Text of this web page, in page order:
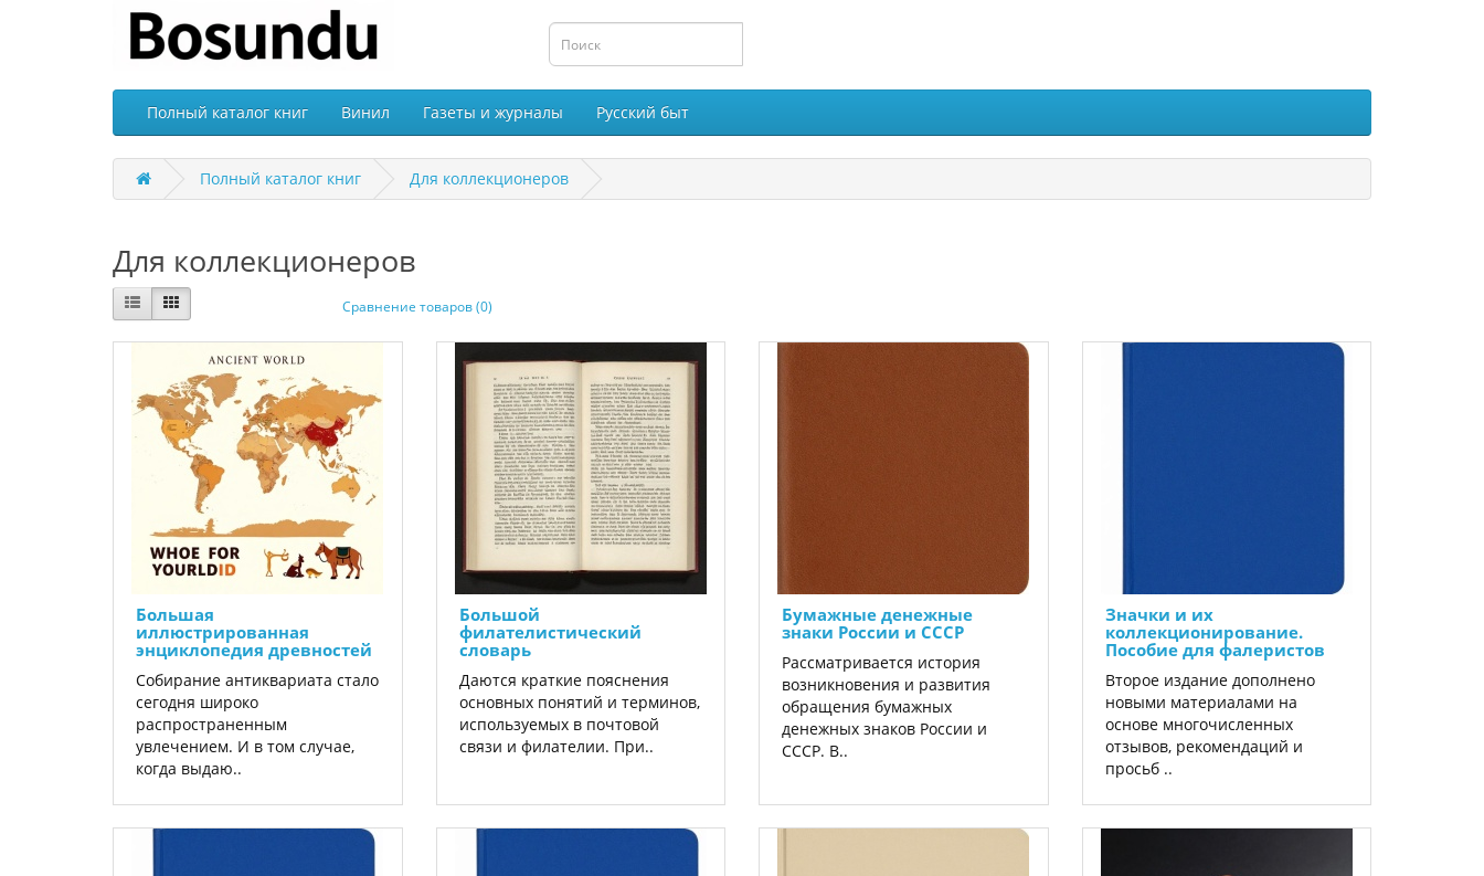
Полный каталог книг Винил Газеты и журналы Русский быт
Полный каталог книг Для коллекционеров
Для коллекционеров
Сравнение товаров (0)
Большая
иллюстрированная
энциклопедия древностей
Собирание антиквариата стало
сегодня широко
распространенным
увлечением. И в том случае,
когда выдаю..
Большой
филателистический
словарь
Даются краткие пояснения
основных понятий и терминов,
используемых в почтовой
связи и филателии. При..
Бумажные денежные
знаки России и СССР
Рассматривается история
возникновения и развития
обращения бумажных
денежных знаков России и
СССР. В..
Значки и их
коллекционирование.
Пособие для фалеристов
Второе издание дополнено
новыми материалами на
основе многочисленных
отзывов, рекомендаций и
просьб ..